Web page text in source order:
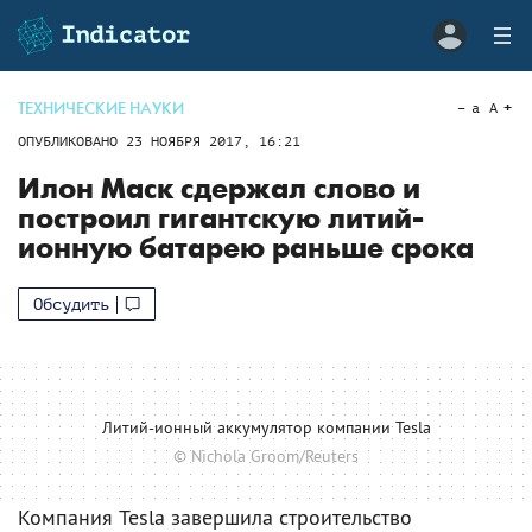
ТЕХНИЧЕСКИЕ НАУКИ
ОПУБЛИКОВАНО 23 НОЯБРЯ 2017, 16:21
a A
Илон Маск сдержал слово и
построил гигантскую литий-
ионную батарею раньше срока
Обсудить
Литий-ионный аккумулятор компании Tesla
© Nichola Groom/Reuters
Компания Tesla завершила строительство